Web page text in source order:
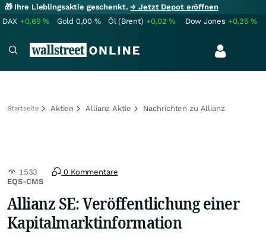
🎁 Ihre Lieblingsaktie geschenkt.→ Jetzt Depot eröffnen
DAX +0,69% Gold 0,00 % Öl (Brent) +0,02% Dow Jones +0,25%
Startseite Aktien Allianz Aktie Nachrichten zu Allianz
EQS-CMS
1533 0 Kommentare
Allianz SE: Veröffentlichung einer
Kapitalmarktinformation